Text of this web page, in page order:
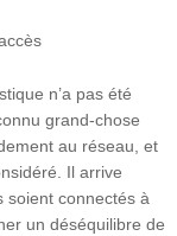
n’a pas été
grand-chose
au réseau, et
Il arrive
soient connectés à
un déséquilibre de